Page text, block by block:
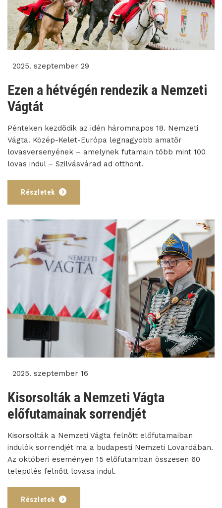
2025. szeptember 29
Ezen a hétvégén rendezik a Nemzeti
Vágtát
Pénteken kezdődik az idén háromnapos 18. Nemzeti
Vágta. Közép-Kelet-Európa legnagyobb amatőr
lovasversenyének – amelynek futamain több mint 100
lovas indul – Szilvásvárad ad otthont.
Részletek
2025. szeptember 16
Kisorsolták a Nemzeti Vágta
előfutamainak sorrendjét
Kisorsolták a Nemzeti Vágta felnőtt előfutamaiban
indulók sorrendjét ma a budapesti Nemzeti Lovardában.
Az októberi eseményen 15 előfutamban összesen 60
település felnőtt lovasa indul.
Részletek